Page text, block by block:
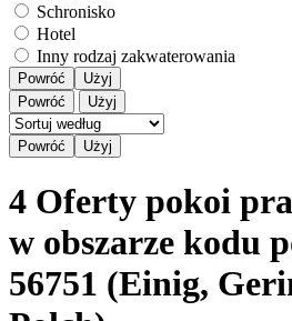
Schronisko
Hotel
Inny rodzaj zakwaterowania
Powróć
Użyj
Powróć
Użyj
4 Oferty pokoi
w obszarze kodu
56751 (Einig,